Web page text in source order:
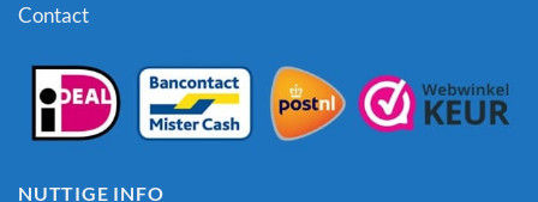
Contact
NUTTIGE INFO